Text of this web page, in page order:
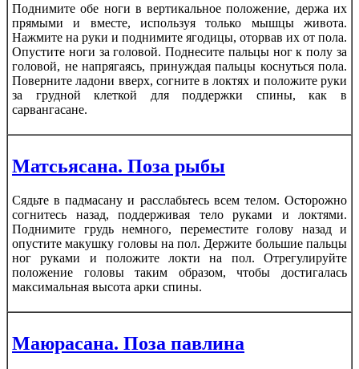
Поднимите обе ноги в вертикальное положение, держа их
прямыми и вместе, используя только мышцы живота.
Нажмите на руки и поднимите ягодицы, оторвав их от пола.
Опустите ноги за головой. Поднесите пальцы ног к полу за
головой, не напрягаясь, принуждая пальцы коснуться пола.
Поверните ладони вверх, согните в локтях и положите руки
за грудной клеткой для поддержки спины, как в
сарвангасане.
Матсьясана. Поза рыбы
Сядьте в падмасану и расслабьтесь всем телом. Осторожно
согнитесь назад, поддерживая тело руками и локтями.
Поднимите грудь немного, переместите голову назад и
опустите макушку головы на пол. Держите большие пальцы
ног руками и положите локти на пол. Отрегулируйте
положение головы таким образом, чтобы достигалась
максимальная высота арки спины.
Маюрасана. Поза павлина